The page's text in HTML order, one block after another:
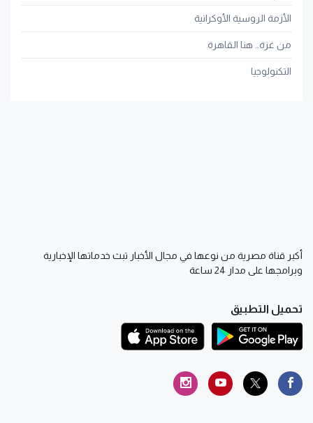
الأزمة الروسية الأوكرانية
من غزة.. هنا القاهرة
التكنولوجيا
أكبر قناة مصرية من نوعها في مجال الأخبار تبث خدماتها الإخبارية
وبرامجها على مدار 24 ساعة
تحميل التطبيق